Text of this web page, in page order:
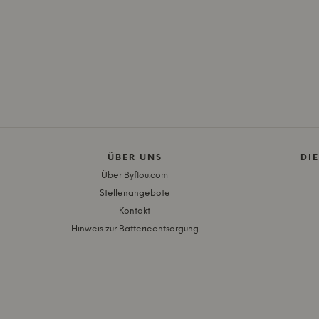
ÜBER UNS
Über Byflou.com
Stellenangebote
Kontakt
Hinweis zur Batterieentsorgung